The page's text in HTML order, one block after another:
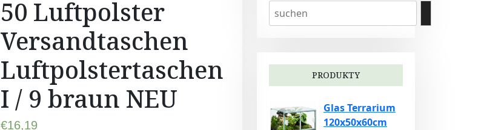
50 Luftpolster
Versandtaschen
Luftpolstertaschen
I / 9 braun NEU
€16,19
PRODUKTY
Glas Terrarium
120x50x60cm